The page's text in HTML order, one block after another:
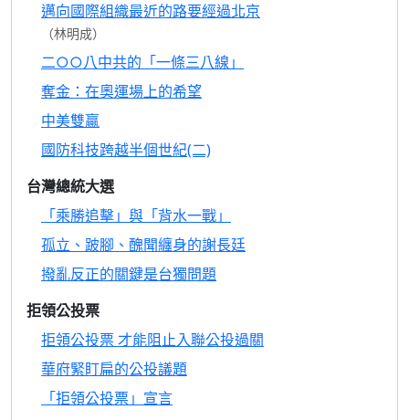
邁向國際組織最近的路要經過北京
（林明成）
二○○八中共的「一條三八線」
奪金：在奧運場上的希望
中美雙贏
國防科技跨越半個世紀(二)
台灣總統大選
「乘勝追擊」與「背水一戰」
孤立、跛腳、醜聞纏身的謝長廷
撥亂反正的關鍵是台獨問題
拒領公投票
拒領公投票 才能阻止入聯公投過關
華府緊盯扁的公投議題
「拒領公投票」宣言